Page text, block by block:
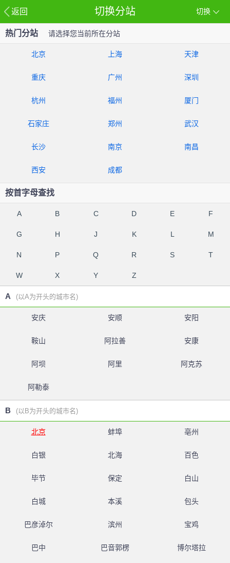
返回 切换
切换分站
热门分站 请选择您当前所在分站
北京 上海 天津
重庆 广州 深圳
杭州 福州 厦门
石家庄 郑州 武汉
长沙 南京 南昌
西安 成都
按首字母查找
A B C D E F
G H J K L M
N P Q R S T
W X Y Z
A (以A为开头的城市名)
安庆 安顺 安阳
鞍山 阿拉善 安康
阿坝 阿里 阿克苏
阿勒泰
B (以B为开头的城市名)
北京 蚌埠 亳州
白银 北海 百色
毕节 保定 白山
白城 本溪 包头
巴彦淖尔 滨州 宝鸡
巴中 巴音郭楞 博尔塔拉